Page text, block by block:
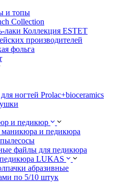
и топы
Collection
лаки Коллекция ESTET
производителей
фольга
ногтей Prolac+bioceramics
и педикюр
и педикюра
файлы для педикюра
LUKAS
абразивные
по 5/10 штук